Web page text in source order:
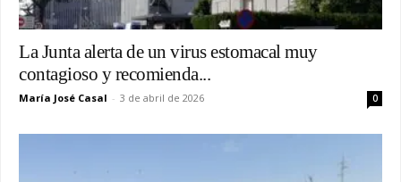
La Junta alerta de un virus estomacal muy
contagioso y recomienda...
María José Casal - 3 de abril de 2026 0